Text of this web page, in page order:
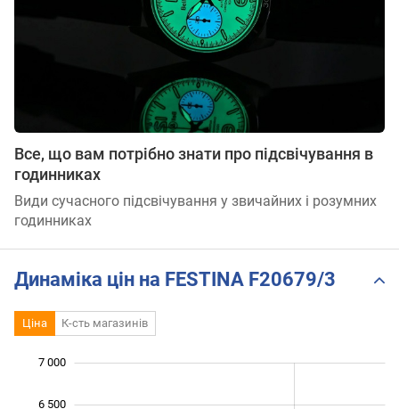
Все, що вам потрібно знати про підсвічування в
годинниках
Види сучасного підсвічування у звичайних і розумних
годинниках
Динаміка цін на FESTINA F20679/3
Ціна К-сть магазинів
6 500
7 000